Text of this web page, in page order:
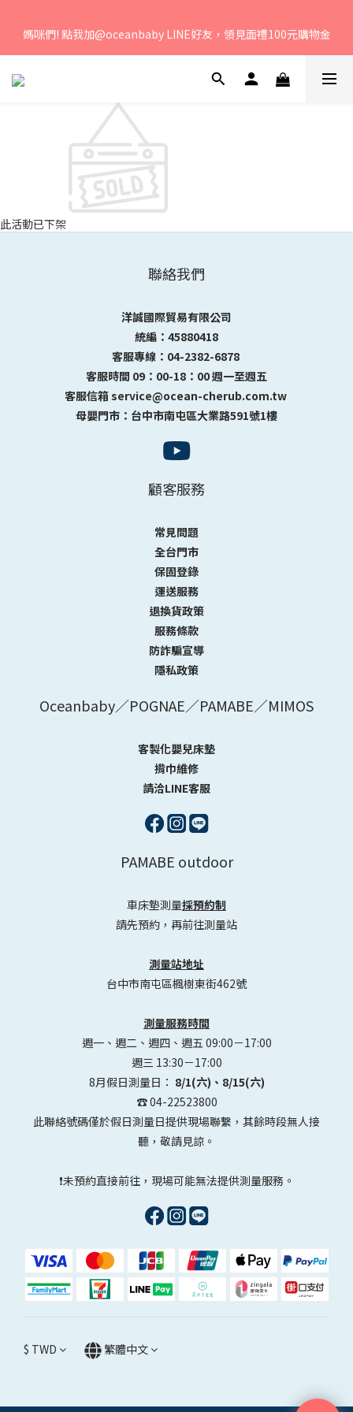
間：周一至周五 早上9點 至 下午6點。
媽咪們! 點我加@oceanbaby LINE好友，領見面禮100元購物金
若您有任何問題、歡迎聯絡客服專線：04-2382-6878，服務時
此活動已下架
聯絡我們
洋誠國際貿易有限公司
統編：45880418
客服專線：04-2382-6878
客服時間 09：00-18：00 週一至週五
客服信箱 service@ocean-cherub.com.tw
母嬰門市：台中市南屯區大業路591號1樓
顧客服務
常見問題
全台門市
保固登錄
運送服務
退換貨政策
服務條款
防詐騙宣導
隱私政策
Oceanbaby／POGNAE／PAMABE／MIMOS
客製化嬰兒床墊
揹巾維修
請洽LINE客服
PAMABE outdoor
車床墊測量採預約制
請先預約，再前往測量站
測量站地址
台中市南屯區楓樹東街462號
測量服務時間
週一、週二、週四、週五 09:00－17:00
週三 13:30－17:00
8月假日測量日： 8/1(六)、8/15(六)
☎️ 04-22523800
此聯絡號碼僅於假日測量日提供現場聯繫，其餘時段無人接
聽，敬請見諒。
❗未預約直接前往，現場可能無法提供測量服務。
$ TWD 繁體中文